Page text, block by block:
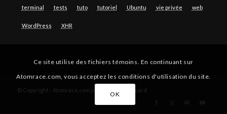
terminal tests tuto tutoriel Ubuntu vie privée web
WordPress XHR
© Copyright - Atomrace.com par Guillaume Simard
Ce site utilise des fichiers témoins. En continuant sur
Atomrace.com, vous acceptez les conditions d'utilisation du site.
OK